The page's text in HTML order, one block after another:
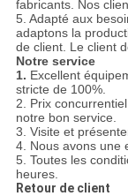
fabricants. Nos
5. Adapté aux
adaptons la
de client. Le client
Notre service
1. Excellent
stricte de 100%.
2. Prix
notre bon service.
3. Visite et
4. Nous avons une
5. Toutes les
heures.
Retour de client